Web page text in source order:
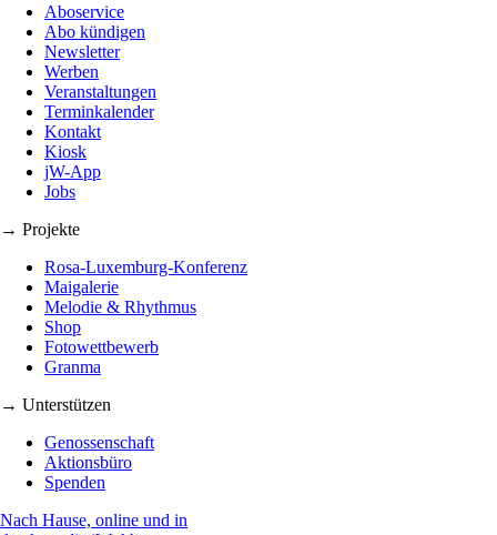
Aboservice
Abo kündigen
Newsletter
Werben
Veranstaltungen
Terminkalender
Kontakt
Kiosk
jW-App
Jobs
→ Projekte
Rosa-Luxemburg-Konferenz
Maigalerie
Melodie & Rhythmus
Shop
Fotowettbewerb
Granma
→ Unterstützen
Genossenschaft
Aktionsbüro
Spenden
Nach Hause, online und in